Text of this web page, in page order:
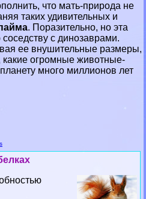
что мать-природа не
таких удивительных и
. Поразительно, но эта
с динозаврами.
ее внушительные размеры,
огромные животные-
много миллионов лет